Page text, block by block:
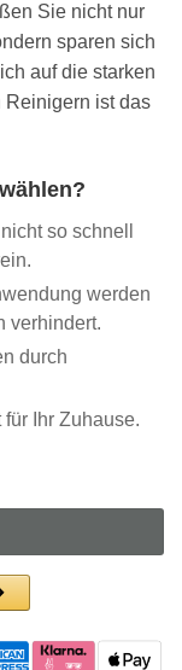
Sie nicht nur
sparen sich
auf die starken
Reinigern ist das
so schnell
werden
verhindert.
durch
Ihr Zuhause.